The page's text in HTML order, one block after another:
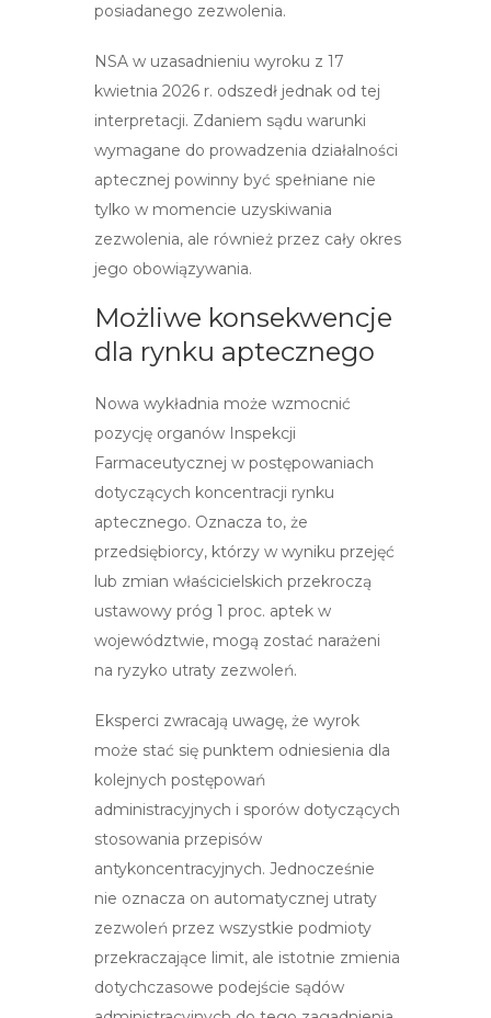
posiadanego zezwolenia.
NSA w uzasadnieniu wyroku z 17
kwietnia 2026 r. odszedł jednak od tej
interpretacji. Zdaniem sądu warunki
wymagane do prowadzenia działalności
aptecznej powinny być spełniane nie
tylko w momencie uzyskiwania
zezwolenia, ale również przez cały okres
jego obowiązywania.
Możliwe konsekwencje
dla rynku aptecznego
Nowa wykładnia może wzmocnić
pozycję organów Inspekcji
Farmaceutycznej w postępowaniach
dotyczących koncentracji rynku
aptecznego. Oznacza to, że
przedsiębiorcy, którzy w wyniku przejęć
lub zmian właścicielskich przekroczą
ustawowy próg 1 proc. aptek w
województwie, mogą zostać narażeni
na ryzyko utraty zezwoleń.
Eksperci zwracają uwagę, że wyrok
może stać się punktem odniesienia dla
kolejnych postępowań
administracyjnych i sporów dotyczących
stosowania przepisów
antykoncentracyjnych. Jednocześnie
nie oznacza on automatycznej utraty
zezwoleń przez wszystkie podmioty
przekraczające limit, ale istotnie zmienia
dotychczasowe podejście sądów